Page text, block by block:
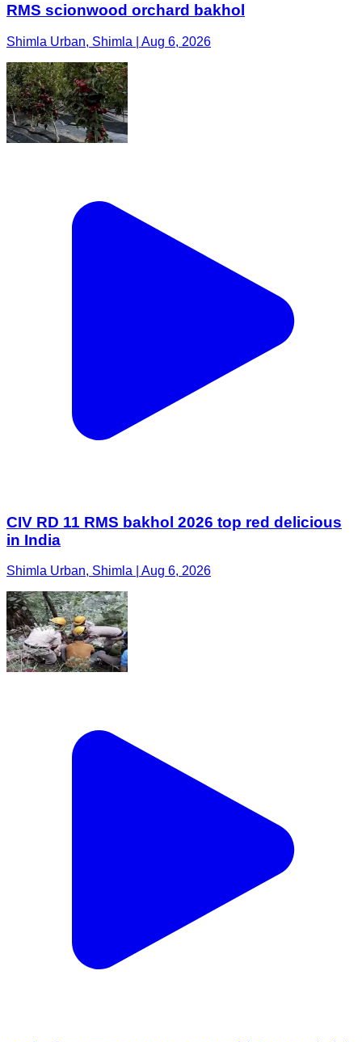
RMS scionwood orchard bakhol
Shimla Urban, Shimla | Aug 6, 2026
CIV RD 11 RMS bakhol 2026 top red delicious
in India
Shimla Urban, Shimla | Aug 6, 2026